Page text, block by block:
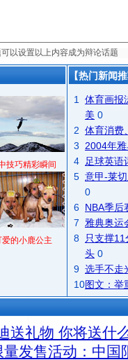
技巧精彩瞬间
爱的小鹿公主
【热门新闻
1
体育画报
美 0
2 体育消费
3
2004年
4
足球英语
5 意甲-莱
0
6 NBA季后
7
雅典奥运
8
只支撑
头 0
9 选手不走
10图文：举
送礼物 你将送什
发售活动：中国